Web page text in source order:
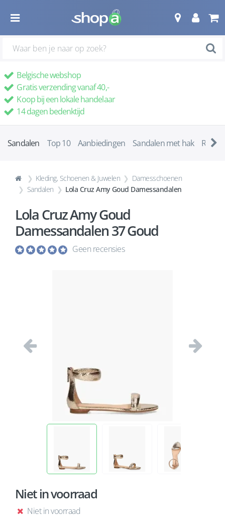
Belgische webshop
Gratis verzending vanaf 40,-
Koop bij een lokale handelaar
14 dagen bedenktijd
Sandalen Top 10 Aanbiedingen Sandalen met hak
Kleding, Schoenen & Juwelen
Damesschoenen
Sandalen
Lola Cruz Amy Goud Damessandalen
Lola Cruz Amy Goud
Damessandalen 37 Goud
Geen recensies
Vorige
Niet in voorraad
Niet in voorraad